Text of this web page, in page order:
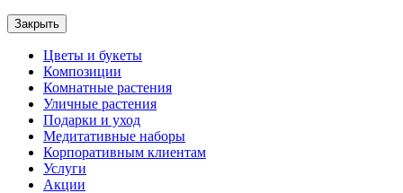
Закрыть
Цветы и букеты
Композиции
Комнатные растения
Уличные растения
Подарки и уход
Медитативные наборы
Корпоративным клиентам
Услуги
Акции